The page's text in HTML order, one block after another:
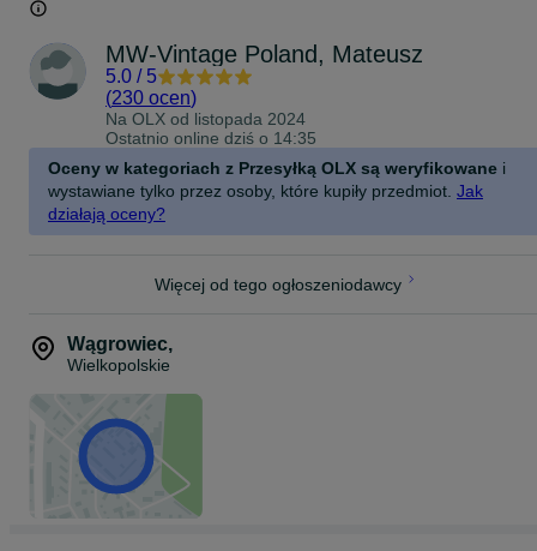
MW-Vintage Poland, Mateusz
5.0 / 5
(230 ocen)
Na OLX od listopada 2024
Ostatnio online dziś o 14:35
Oceny w kategoriach z Przesyłką OLX są weryfikowane i
wystawiane tylko przez osoby, które kupiły przedmiot. Jak
działają oceny?
Więcej od tego ogłoszeniodawcy
Wągrowiec,
Wielkopolskie